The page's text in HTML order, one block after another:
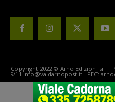
Copyright 2022 © Arno Edizioni srl |
9/11 info@valdarnopost.it - PEC: